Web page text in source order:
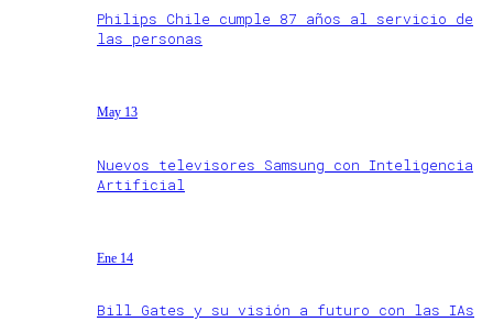
Philips Chile cumple 87 años al servicio de
las personas
May 13
Nuevos televisores Samsung con Inteligencia
Artificial
Ene 14
Bill Gates y su visión a futuro con las IAs